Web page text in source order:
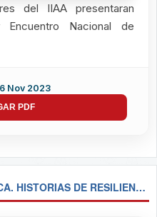
del IIAA presentaran
Nacional de
Nov 2023
PDF
ARQUEÓLOGAS DE SUDAMÉRICA. HISTORIAS DE RESILIENCIA